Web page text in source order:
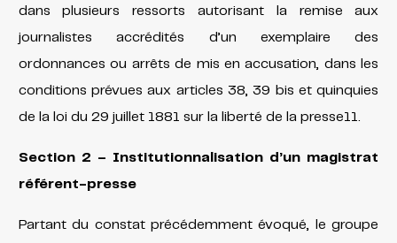
dans plusieurs ressorts autorisant la remise aux
journalistes accrédités d’un exemplaire des
ordonnances ou arrêts de mis en accusation, dans les
conditions prévues aux articles 38, 39 bis et quinquies
de la loi du 29 juillet 1881 sur la liberté de la presse11.
Section 2 – Institutionnalisation d’un magistrat
référent-presse
Partant du constat précédemment évoqué, le groupe